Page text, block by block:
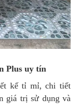
Plus uy tín
kế tỉ mỉ, chi tiết
giá trị sử dụng và